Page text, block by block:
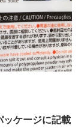
ッケージに記載